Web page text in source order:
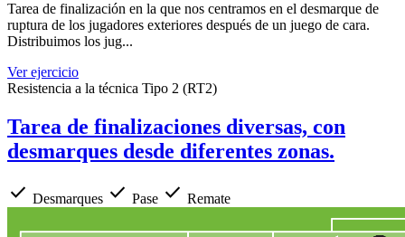
Tarea de finalización en la que nos centramos en el desmarque de
ruptura de los jugadores exteriores después de un juego de cara.
Distribuimos los jug...
Ver ejercicio
Resistencia a la técnica Tipo 2 (RT2)
Tarea de finalizaciones diversas, con
desmarques desde diferentes zonas.
check Desmarques check Pase check Remate